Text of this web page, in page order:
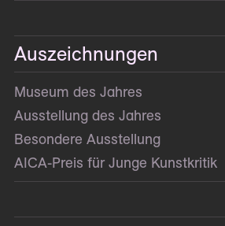
Auszeichnungen
Museum des Jahres
Ausstellung des Jahres
Besondere Ausstellung
AICA-Preis für Junge Kunstkritik